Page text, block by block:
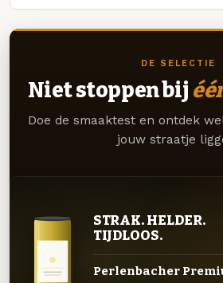
DE SELECTIE
Niet stoppen bij
Doe de smaaktest en ontdek
jouw straatje
STRAK. HELDER.
TIJDLOOS.
Perlenbacher